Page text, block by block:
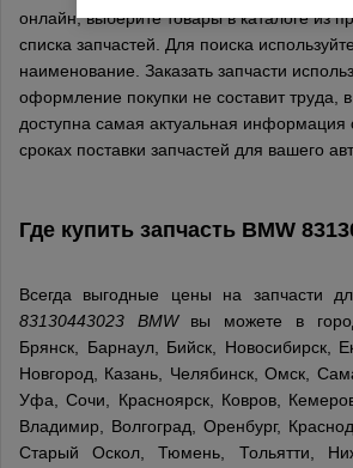
онлайн, выберите товары в каталоге из
списка запчастей. Для поиска
наименование. Заказать запчасти
оформление покупки не составит труда,
доступна самая актуальная информация
сроках поставки запчастей для вашего
Где купить запчасть BMW
Всегда выгодные цены на запчасти
83130443023 BMWвы можете в
Брянск, Барнаул, Бийск, Новосибирск,
Новгород, Казань, Челябинск, Омск,
Уфа, Сочи, Красноярск, Ковров,
Владимир, Волгоград, Оренбург,
Старый Оскол, Тюмень, Тольятти,